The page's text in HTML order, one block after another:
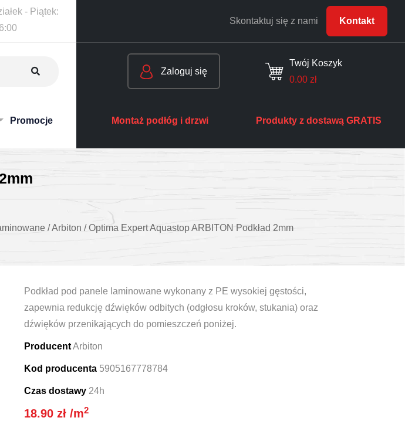
- Piątek:
Skontaktuj się z nami Kontakt
Promocje
Zaloguj się
Twój Koszyk
0.00 zł
Montaż podłóg i drzwi Produkty z dostawą GRATIS
/Arbiton /Optima Expert Aquastop ARBITON Podkład 2mm
Podkład pod panele laminowane wykonany z PE wysokiej gęstości,
zapewnia redukcję dźwięków odbitych (odgłosu kroków, stukania) oraz
dźwięków przenikających do pomieszczeń poniżej.
Producent Arbiton
Kod producenta 5905167778784
Czas dostawy 24h
18.90 zł/m2